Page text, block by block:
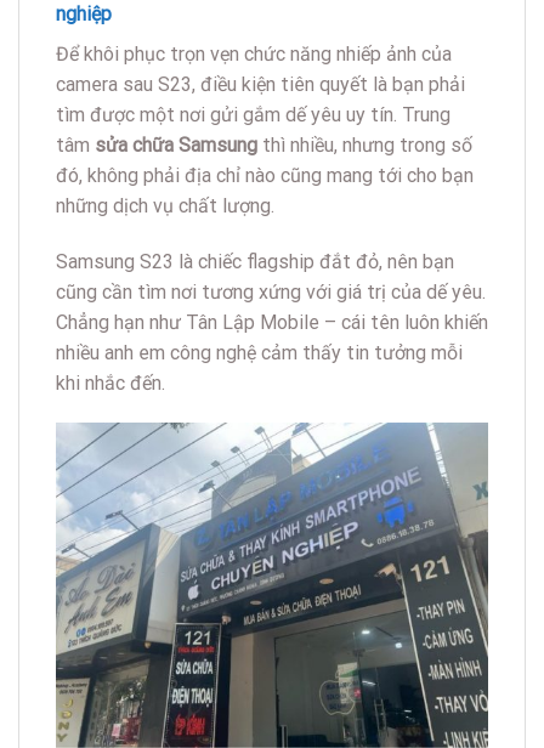
nghiệp
Để khôi phục trọn vẹn chức năng nhiếp ảnh của
camera sau S23, điều kiện tiên quyết là bạn phải
tìm được một nơi gửi gắm dế yêu uy tín. Trung
tâm sửa chữa Samsung thì nhiều, nhưng trong số
đó, không phải địa chỉ nào cũng mang tới cho bạn
những dịch vụ chất lượng.
Samsung S23 là chiếc flagship đắt đỏ, nên bạn
cũng cần tìm nơi tương xứng với giá trị của dế yêu.
Chẳng hạn như Tân Lập Mobile – cái tên luôn khiến
nhiều anh em công nghệ cảm thấy tin tưởng mỗi
khi nhắc đến.